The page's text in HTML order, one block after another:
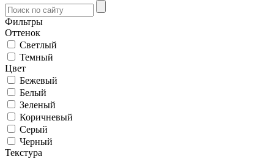
Фильтры
Оттенок
Светлый
Темный
Цвет
Бежевый
Белый
Зеленый
Коричневый
Серый
Черный
Текстура